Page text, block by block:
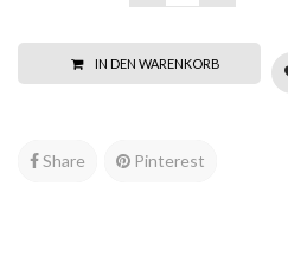
IN DEN WARENKORB
Share Pinterest